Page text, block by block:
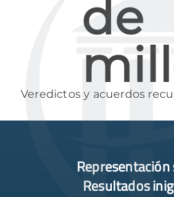
de
Veredictos y acuerdos
Resultados